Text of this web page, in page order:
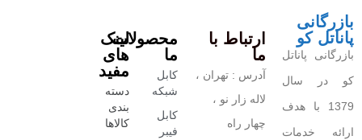
بازرگانی
پاناتل کو
بازرگانی پاناتل
کو در سال
1379 با هدف
ارائه خدمات
ارتباط با
ما
آدرس : تهران ،
لاله زار نو ،
چهار راه
محصولات
ما
کابل
شبکه
کابل
فیبر
لینک
های
مفید
دسته
بندی
کالاها